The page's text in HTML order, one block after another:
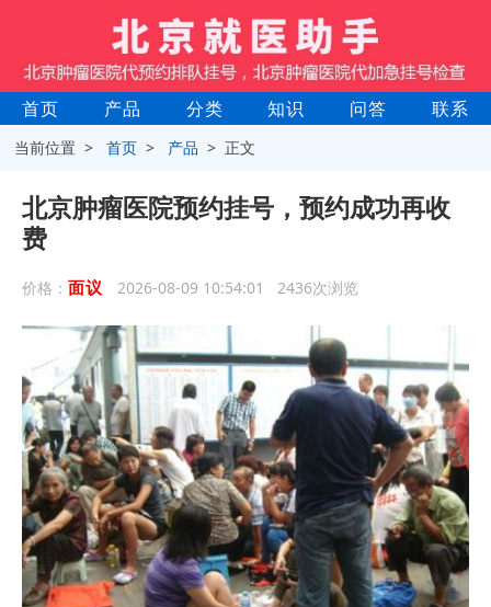
首页 产品 分类 知识 问答 联系
当前位置 >首页 > 产品 > 正文
北京肿瘤医院预约挂号，预约成功再收
费
价格： 面议 2026-08-09 10:54:01 2436次浏览